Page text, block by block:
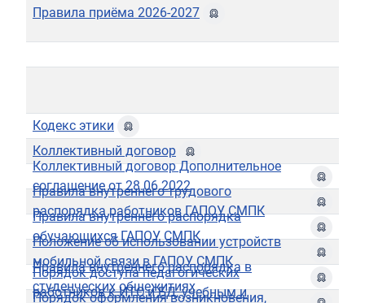
Правила приёма 2026-2027
Кодекс этики
Коллективный договор
Коллективный договор Дополнительное
соглашение от 28.06.2022
Правила внутреннего трудового
распорядка работников ГАПОУ СМПК
Правила внутреннего распорядка
обучающихся ГАПОУ СМПК
Положение об использовании устройств
мобильной связи в ГАПОУ СМПК
Правила внутреннего распорядка в
студенческих общежитиях
Порядок доступа педагогических
работников к ИТС и БД, учебным и
Порядок оформления возникновения,